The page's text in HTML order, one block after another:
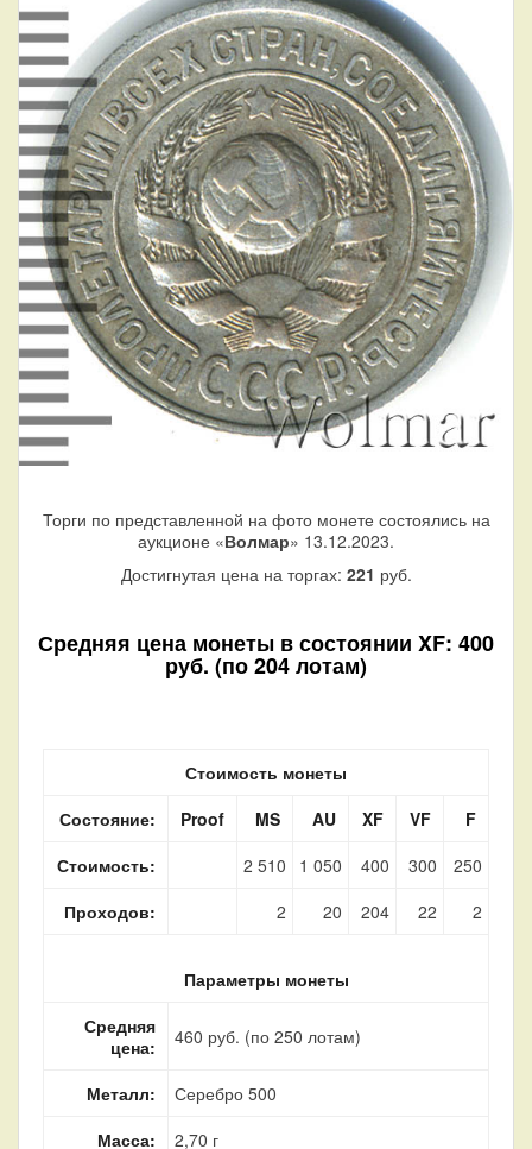
Торги по представленной на фото монете состоялись на
аукционе «Волмар» 13.12.2023.
Достигнутая цена на торгах: 221 руб.
Средняя цена монеты в состоянии XF: 400
руб. (по 204 лотам)
Стоимость монеты
Состояние:
Proof MS AU XF VF
F
Стоимость:
2 510 1 050 400 300
250
Проходов:
2 20 204 22 2
Параметры монеты
Средняя
цена:
460 руб. (по 250 лотам)
Металл:
Серебро 500
Масса:
2,70 г